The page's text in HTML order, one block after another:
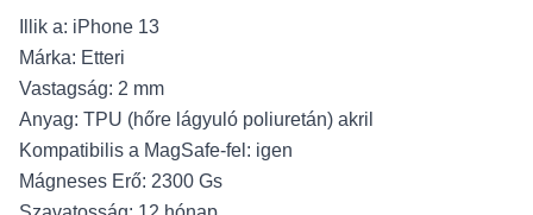
Illik a: iPhone 13
Márka: Etteri
Vastagság: 2 mm
Anyag: TPU (hőre lágyuló poliuretán) akril
Kompatibilis a MagSafe-fel: igen
Mágneses Erő: 2300 Gs